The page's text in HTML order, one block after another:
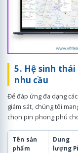
5. Hệ sinh thái
nhu cầu
Để đáp ứng đa dạng
giám sát, chúng tôi
chọn pin phong phú
Tên sản
phẩm
Dung
lượng